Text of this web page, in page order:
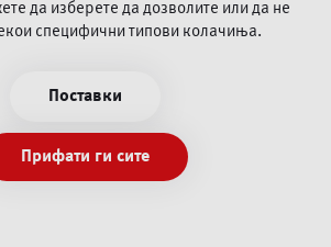
Пофалби и поплаки
услуги и платни системи
Политика за приватност
да изберете да дозволите или да не
специфични типови колачиња.
Поставки
Прифати ги сите